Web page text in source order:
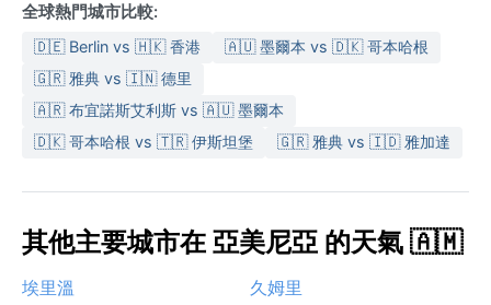
全球熱門城市比較:
🇩🇪 Berlin vs 🇭🇰 香港
🇦🇺 墨爾本 vs 🇩🇰 哥本哈根
🇬🇷 雅典 vs 🇮🇳 德里
🇦🇷 布宜諾斯艾利斯 vs 🇦🇺 墨爾本
🇩🇰 哥本哈根 vs 🇹🇷 伊斯坦堡
🇬🇷 雅典 vs 🇮🇩 雅加達
其他主要城市在 亞美尼亞 的天氣 🇦🇲
埃里溫
久姆里